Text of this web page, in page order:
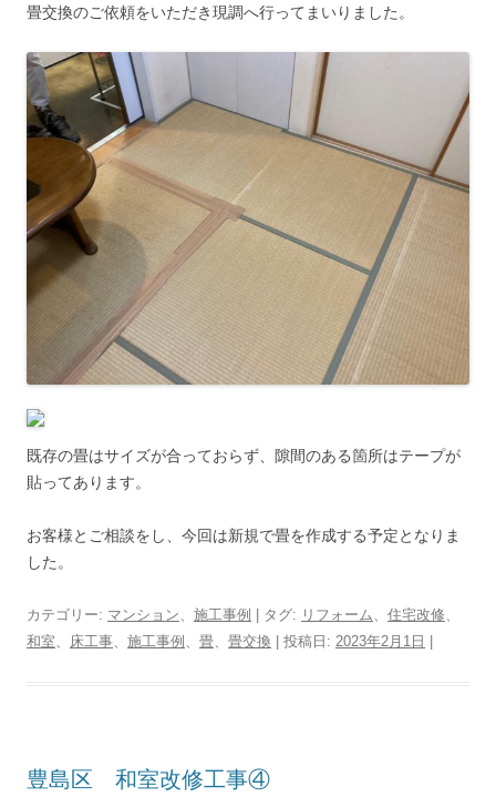
畳交換のご依頼をいただき現調へ行ってまいりました。
既存の畳はサイズが合っておらず、隙間のある箇所はテープが
貼ってあります。
お客様とご相談をし、今回は新規で畳を作成する予定となりま
した。
カテゴリー: マンション 施工事例 | タグ: リフォーム 住宅改修
和室
床工事 施工事例 畳 畳交換 | 投稿日: 2023年2月1日
豊島区 和室改修工事④